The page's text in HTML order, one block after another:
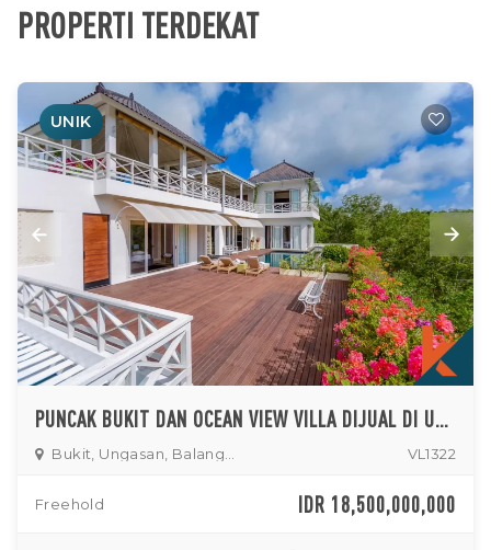
PROPERTI TERDEKAT
UNIK
PUNCAK BUKIT DAN OCEAN VIEW VILLA DIJUAL DI UNGASAN
Bukit, Ungasan, Balangan, Jimbaran VL1322
Freehold IDR 18,500,000,000